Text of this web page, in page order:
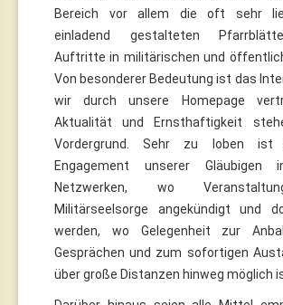
Bereich vor allem die oft sehr
einladend gestalteten
Auftritte in militärischen und
Von besonderer Bedeutung ist das
wir durch unsere Homepage
Aktualität und Ernsthaftigkeit
Vordergrund. Sehr zu loben ist
Engagement unserer Gläubigen
Netzwerken, wo
Militärseelsorge angekündigt und
werden, wo Gelegenheit zur
Gesprächen und zum sofortigen
über große Distanzen hinweg möglich